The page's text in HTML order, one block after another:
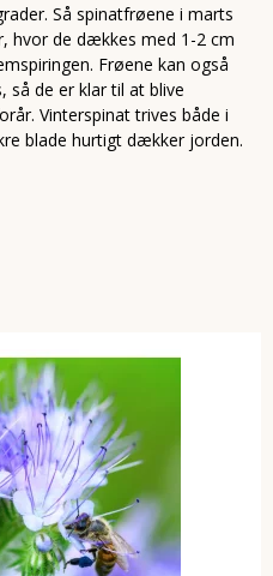
Så spinatfrøene i marts
hvor de dækkes med 1-2 cm
Frøene kan også
så de er klar til at blive
Vinterspinat trives både i
blade hurtigt dækker jorden.